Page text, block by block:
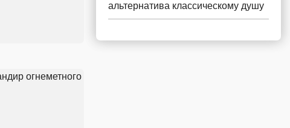
альтернатива классическому душу